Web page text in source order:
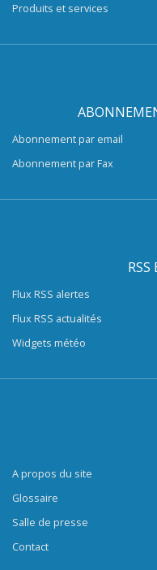
Produits et services
Abonnement par email
Abonnement par Fax
RSS
Flux RSS alertes
Flux RSS actualités
Widgets météo
A propos du site
Glossaire
Salle de presse
Contact